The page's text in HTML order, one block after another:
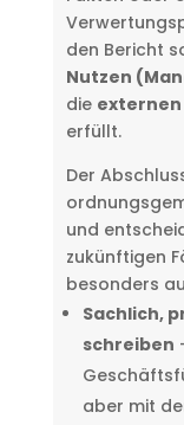
den Bericht
Nutzen
die
erfüllt.
Der
und
zukünftigen
besonders
Sachlich,
schreiben
aber mit